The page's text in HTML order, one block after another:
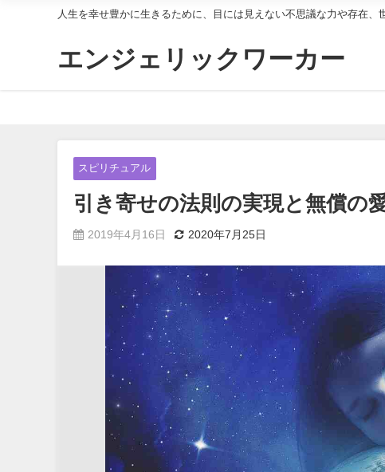
人生を幸せ豊かに生きるために、目には見えない不思議な力や存在
エンジェリックワーカー
スピリチュアル
引き寄せの法則の実現と無償の
2019年4月16日 2020年7月25日